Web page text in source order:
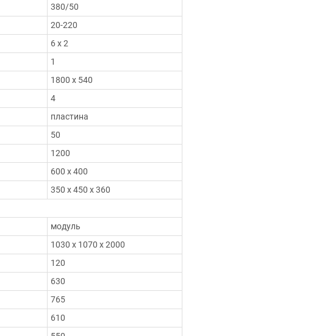
380/50
20-220
6 х 2
1
1800 х 540
4
пластина
50
1200
600 х 400
350 х 450 х 360
модуль
1030 х 1070 х 2000
120
630
765
610